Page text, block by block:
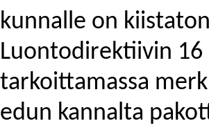
kunnalle on
Luontodirektiivin 16
tarkoittamassa
edun kannalta